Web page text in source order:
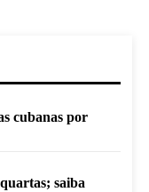
cubanas por
saiba